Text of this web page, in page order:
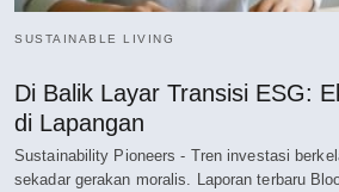
SUSTAINABLE LIVING
Di Balik Layar Transisi ESG:
di Lapangan
Sustainability Pioneers - Tren investasi
sekadar gerakan moralis. Laporan terbaru